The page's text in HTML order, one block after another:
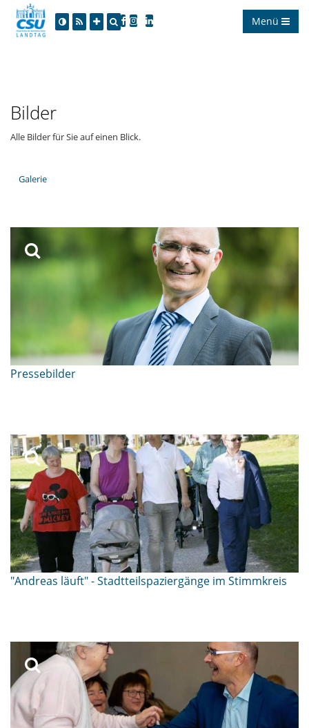
Menü
Bilder
Alle Bilder für Sie auf einen Blick.
Galerie
Pressebilder
"Andreas läuft" - Stadtteilspaziergänge im Stimmkreis